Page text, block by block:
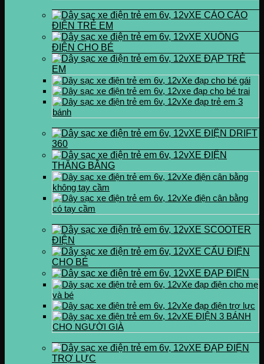
XE CÀO CÀO
ĐIỆN TRẺ EM
XE XUỒNG
ĐIỆN CHO BÉ
XE ĐẠP TRẺ
EM
Xe đạp cho bé gái
xe đạp cho bé trai
Xe đạp trẻ em 3
bánh
XE ĐIỆN DRIFT
360
XE ĐIỆN
THĂNG BẰNG
Xe điện cân bằng
không tay cầm
Xe điện cân bằng
có tay cầm
XE SCOOTER
ĐIỆN
XE CẨU ĐIỆN
CHO BÉ
XE ĐẠP ĐIỆN
Xe đạp điện cho mẹ
và bé
Xe đạp điện trợ lực
XE ĐIỆN 3 BÁNH
CHO NGƯỜI GIÀ
XE ĐẠP ĐIỆN
TRỢ LỰC